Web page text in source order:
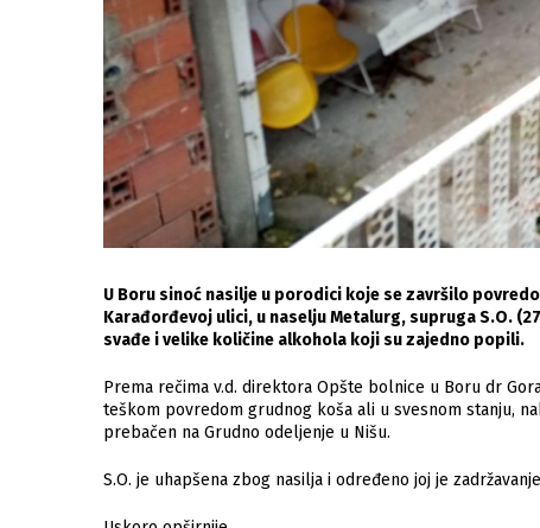
U Boru sinoć nasilje u porodici koje se završilo
Karađorđevoj ulici, u naselju Metalurg, supruga S.O.
svađe i velike količine alkohola koji su zajedno popili.
Prema rečima v.d. direktora Opšte bolnice u Boru dr
teškom povredom grudnog koša ali u svesnom stanju,
prebačen na Grudno odeljenje u Nišu.
S.O. je uhapšena zbog nasilja i određeno joj je